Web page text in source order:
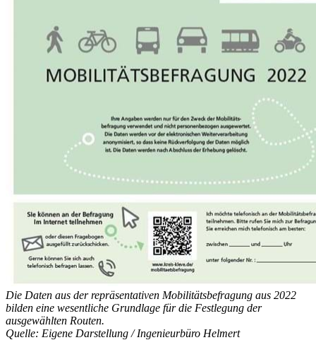
Die Daten aus der repräsentativen Mobilitätsbefragung aus 2022
bilden eine wesentliche Grundlage für die Festlegung der
ausgewählten Routen.
Quelle: Eigene Darstellung / Ingenieurbüro Helmert